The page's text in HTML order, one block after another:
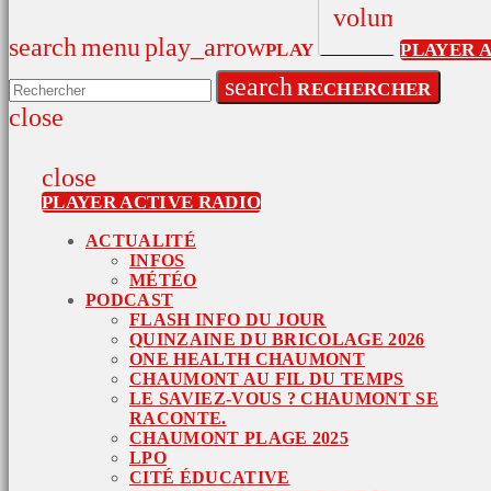
searchmenuplay_arrowPLAY
volume_up
PLAYER
search RECHERCHER
close
close
PLAYER ACTIVE RADIO
ACTUALITÉ
INFOS
MÉTÉO
PODCAST
FLASH INFO DU JOUR
QUINZAINE DU BRICOLAGE 2026
ONE HEALTH CHAUMONT
CHAUMONT AU FIL DU TEMPS
LE SAVIEZ-VOUS ? CHAUMONT SE
RACONTE.
CHAUMONT PLAGE 2025
LPO
CITÉ ÉDUCATIVE